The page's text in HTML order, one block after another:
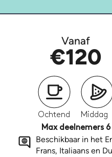
Vanaf
€120
Ochtend
Middag
Max deelnemers 6
Beschikbaar in het
Frans, Italiaans en